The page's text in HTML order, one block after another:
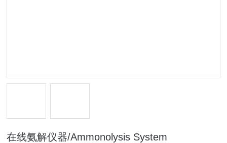
在线氨解仪器/Ammonolysis System